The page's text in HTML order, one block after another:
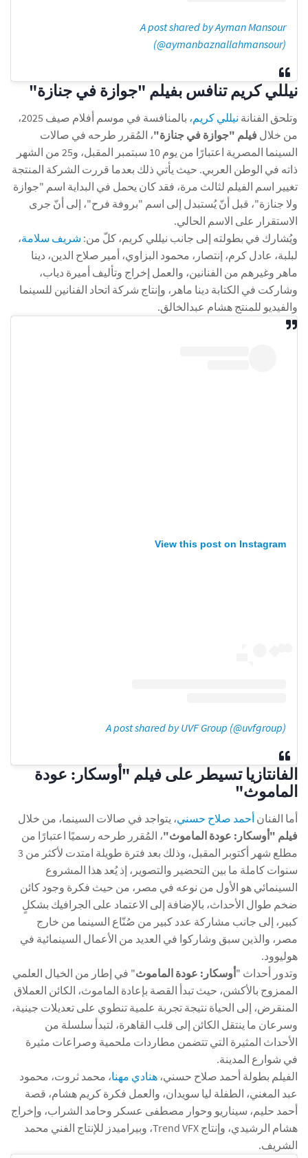
A post shared by Ayman Mansour
(@aymanbaznallahmansour)
نيللي كريم تنافس بفيلم "جوازة في جنازة"
وتلحق الفنانة نيللي كريم،
بالمنافسة في موسم أفلام صيف 2025،
من خلال فيلم "جوازة في جنازة"، المُقرر طرحه في صالات
السينما المصرية اعتبارًا من يوم 10 سبتمبر المقبل، و25 من الشهر
ذاته في الوطن العربي. حيث يأتي ذلك بعدما قررت الشركة المنتجة
تغيير اسم الفيلم لثالث مرة، فقد كان يحمل في البداية اسم "جوازة
ولا جنازة"، قبل أنّ يُستبدل إلى اسم "بروفة فرح"، إلى أنّ جرى
الاستقرار على الاسم الحالي.
ويُشارك في بطولته إلى جانب نيللي كريم، كلّ من: شريف سلامة،
لبلبة، عادل كرم، إنتصار، محمود البزاوي، أمير صلاح الدين، دينا
ماهر وغيرهم من الفنانين، والعمل إخراج وتأليف أميرة دياب،
وشاركت في الكتابة دينا ماهر، وإنتاج شركة اتحاد الفنانين للسينما
والفيديو للمنتج هشام عبدالخالق.
View this post on Instagram
A post shared by UVF Group (@uvfgroup)
الفانتازيا تسيطر على فيلم "أوسكار: عودة
الماموث"
أما الفنان أحمد صلاح حسني، يتواجد في صالات السينما، من خلال
فيلم "أوسكار: عودة الماموث"، المُقرر طرحه رسميًا اعتبارًا من
مطلع شهر أكتوبر المقبل، وذلك بعد فترة طويلة امتدت لأكثر من 3
سنوات كاملة ما بين التحضير والتصوير، إذ يُعد هذا المشروع
السينمائي هو الأول من نوعه في مصر، من حيث فكرة وجود كائن
ضخم طوال الأحداث، بالإضافة إلى الاعتماد على الجرافيك بشكلٍ
كبير، إلى جانب مشاركة عدد كبير من صُنّاع السينما من خارج
مصر، والذين سبق وشاركوا في العديد من الأعمال السينمائية في
هوليوود.
وتدور أحداث "أوسكار: عودة الماموث" في إطار من الخيال العلمي
الممزوج بالأكشن، حيث تبدأ القصة بإعادة الماموث، الكائن العملاق
المنقرض، إلى الحياة نتيجة تجربة علمية تنطوي على تعديلات جينية،
وسرعان ما ينتقل الكائن إلى قلب القاهرة، لتبدأ سلسلة من
الأحداث المثيرة التي تتضمن مطاردات ملحمية وصراعات مثيرة
في شوارع المدينة.
الفيلم بطولة أحمد صلاح حسني، هنادي مهنا، محمد ثروت، محمود
عبد المغني، الطفلة ليا سويدان، والعمل فكرة كريم هشام، قصة
أحمد حليم، سيناريو وحوار مصطفى عسكر وحامد الشراب، وإخراج
هشام الرشيدي، وإنتاج Trend VFX، وبيراميدز للإنتاج الفني محمد
الشريف.